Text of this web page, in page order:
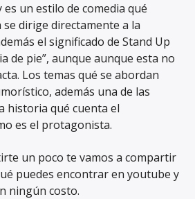
es un estilo de comedia qué
dirige directamente a la
el significado de Stand Up
de pie”, aunque aunque esta no
Los temas qué se abordan
además una de las
historia qué cuenta el
es el protagonista.
un poco te vamos a compartir
puedes encontrar en youtube y
ningún costo.